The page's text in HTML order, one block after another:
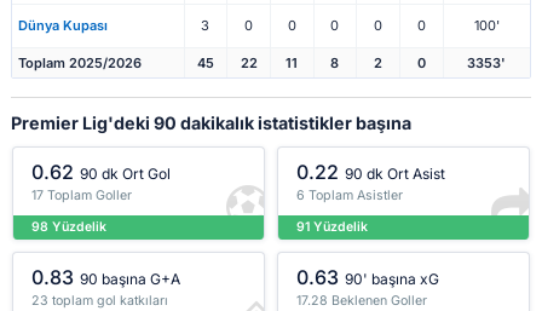
Dünya Kupası 3 0 0 0 0 0 100'
Toplam 2025/2026 45 22 11 8 2 0 3353'
Premier Lig'deki 90 dakikalık istatistikler başına
0.62 90 dk Ort Gol
17 Toplam Goller
98 Yüzdelik
0.22 90 dk Ort Asist
6 Toplam Asistler
91 Yüzdelik
0.83 90 başına G+A
23 toplam gol katkıları
0.63 90' başına xG
17.28 Beklenen Goller